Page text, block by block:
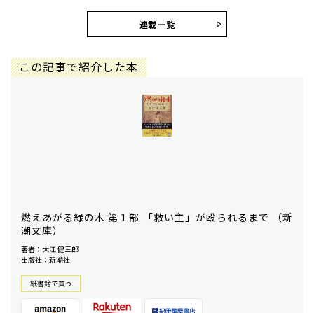
連載一覧
この記事で紹介した本
燃えあがる緑の木 第１部 「救い主」が殴られるまで （新
潮文庫）
著者：大江 健三郎
出版社：新潮社
紙書籍で買う